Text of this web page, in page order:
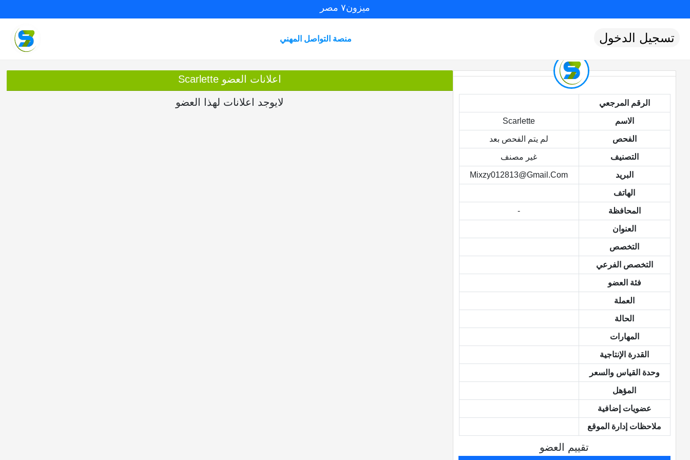
ميزون٧ مصر
منصة التواصل المهني تسجيل الدخول
الرقم المرجعي
الاسم Scarlette
الفحص لم يتم الفحص بعد
التصنيف غير مصنف
البريد Mixzy012813@gmail.com
الهاتف
المحافظة -
العنوان
التخصص
التخصص الفرعي
فئة العضو
العملة
الحالة
المهارات
القدرة الإنتاجية
وحدة القياس والسعر
المؤهل
عضويات إضافية
ملاحظات إدارة الموقع
تقييم العضو
اعلانات العضو Scarlette
لايوجد اعلانات لهذا العضو